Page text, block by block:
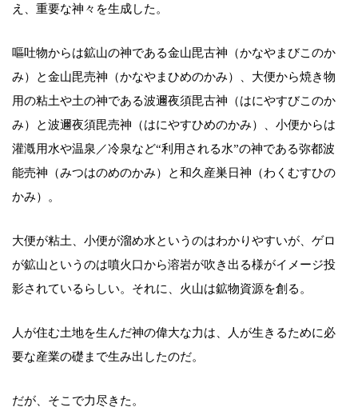
え、重要な神々を生成した。
嘔吐物からは鉱山の神である金山毘古神（かなやまびこのか
み）と金山毘売神（かなやまひめのかみ）、大便から焼き物
用の粘土や土の神である波邇夜須毘古神（はにやすびこのか
み）と波邇夜須毘売神（はにやすひめのかみ）、小便からは
灌漑用水や温泉／冷泉など“利用される水”の神である弥都波
能売神（みつはのめのかみ）と和久産巣日神（わくむすひの
かみ）。
大便が粘土、小便が溜め水というのはわかりやすいが、ゲロ
が鉱山というのは噴火口から溶岩が吹き出る様がイメージ投
影されているらしい。それに、火山は鉱物資源を創る。
人が住む土地を生んだ神の偉大な力は、人が生きるために必
要な産業の礎まで生み出したのだ。
だが、そこで力尽きた。